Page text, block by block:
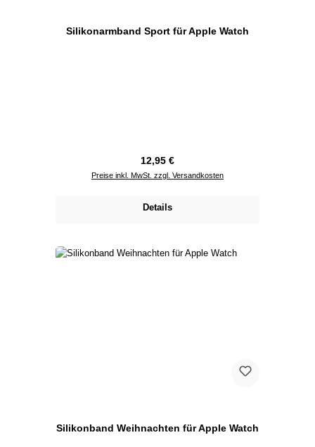
Silikonarmband Sport für Apple Watch
Regulärer Preis:
12,95 €
Preise inkl. MwSt. zzgl. Versandkosten
Details
Silikonband Weihnachten für Apple Watch